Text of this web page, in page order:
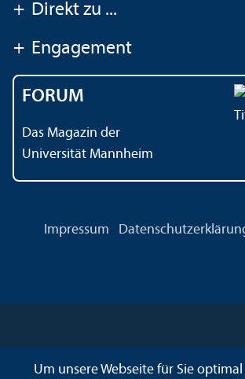
+ Direkt zu ...
+ Engagement
FORUM
Das Magazin der
Universität Mannheim
Impressum
Um unsere Webseite für Sie